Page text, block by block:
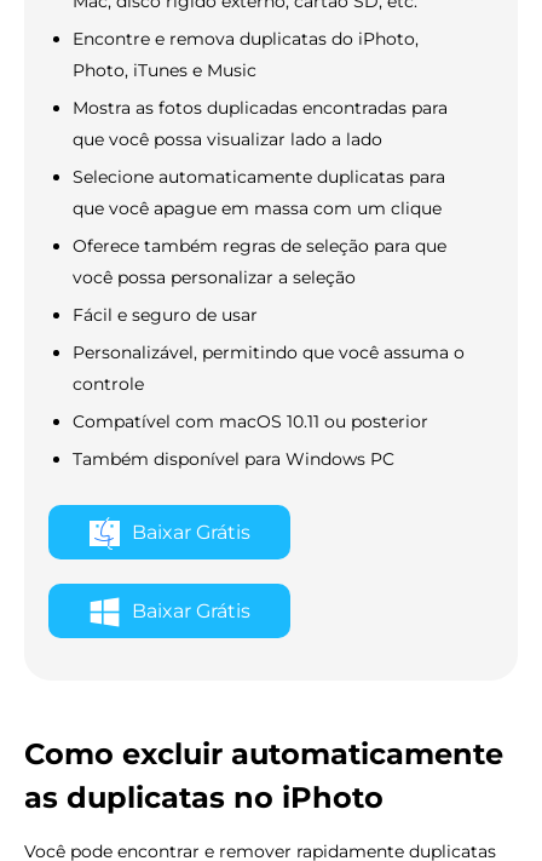
Encontre e remova duplicatas do iPhoto,
Photo, iTunes e Music
Mostra as fotos duplicadas encontradas para
que você possa visualizar lado a lado
Selecione automaticamente duplicatas para
que você apague em massa com um clique
Oferece também regras de seleção para que
você possa personalizar a seleção
Fácil e seguro de usar
Personalizável, permitindo que você assuma o
controle
Compatível com macOS 10.11 ou posterior
Também disponível para Windows PC
Baixar Grátis
Baixar Grátis
Como excluir automaticamente
as duplicatas no iPhoto
Você pode encontrar e remover rapidamente duplicatas